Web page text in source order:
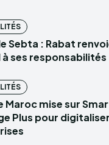
Sebta : Rabat
à ses responsabilités
Maroc mise sur
Plus pour